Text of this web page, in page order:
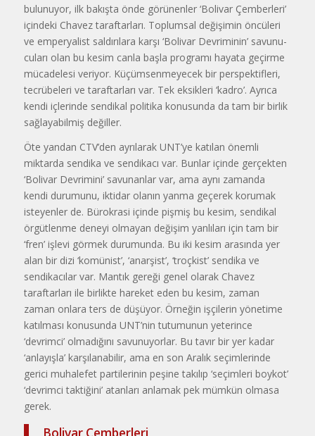
bulunuyor, ilk bakışta önde görü­nenler ‘Bolivar Çemberleri’
içindeki Chavez taraftarları. Toplumsal değişi­min öncüleri
ve emperyalist saldırıla­ra karşı ‘Bolivar Devriminin’ savunu­
cuları olan bu kesim canla başla prog­ramı hayata geçirme
mücadelesi veri­yor. Küçümsenmeyecek bir perspek­tifleri,
tecrübeleri ve taraftarları var. Tek eksikleri ‘kadro’. Ayrıca
kendi iç­lerinde sendikal politika konusunda da tam bir birlik
sağlayabilmiş değil­ler.
Öte yandan CTV’den ayrılarak UNT’ye katılan önemli
miktarda sen­dika ve sendikacı var. Bunlar içinde gerçekten
‘Bolivar Devrimini’ savu­nanlar var, ama aynı zamanda
kendi durumunu, iktidar olanın yanma ge­çerek korumak
isteyenler de. Bürok­rasi içinde pişmiş bu kesim, sendikal
örgütlenme deneyi olmayan değişim yanlıları için tam bir
‘fren’ işlevi gör­mek durumunda. Bu iki kesim arasın­da yer
alan bir dizi ‘komünist’, ‘anarşist’, ‘troçkist’ sendika ve
sendikacı­lar var. Mantık gereği genel olarak Chavez
taraftarları ile birlikte hareket eden bu kesim, zaman
zaman onlara ters de düşüyor. Örneğin işçilerin yö­netime
katılması konusunda UNT’nin tutumunun yeterince
‘devrimci’ olma­dığını savunuyorlar. Bu tavır bir yer kadar
‘anlayışla’ karşılanabilir, ama en son Aralık seçimlerinde
gerici mu­halefet partilerinin peşine takılıp ‘se­çimleri boykot’
‘devrimci taktiğini’ atanları anlamak pek mümkün olmasa
gerek.